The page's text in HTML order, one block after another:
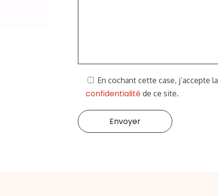
En cochant cette case, j’accepte la
confidentialité de ce site.